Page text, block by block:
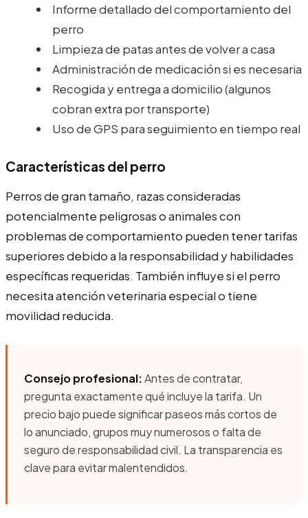
Informe detallado del comportamiento del
perro
Limpieza de patas antes de volver a casa
Administración de medicación si es necesaria
Recogida y entrega a domicilio (algunos
cobran extra por transporte)
Uso de GPS para seguimiento en tiempo real
Características del perro
Perros de gran tamaño, razas consideradas
potencialmente peligrosas o animales con
problemas de comportamiento pueden tener tarifas
superiores debido a la responsabilidad y habilidades
específicas requeridas. También influye si el perro
necesita atención veterinaria especial o tiene
movilidad reducida.
Consejo profesional:Antes de contratar,
pregunta exactamente qué incluye la tarifa. Un
precio bajo puede significar paseos más cortos de
lo anunciado, grupos muy numerosos o falta de
seguro de responsabilidad civil. La transparencia es
clave para evitar malentendidos.